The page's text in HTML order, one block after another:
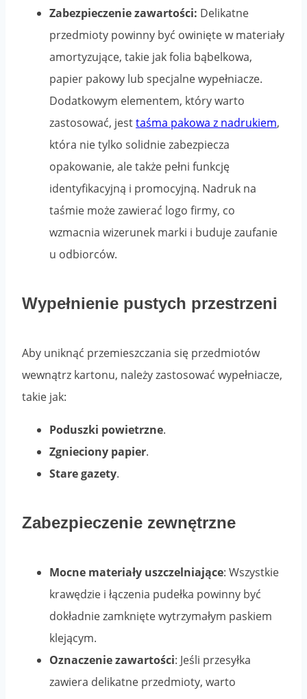
Zabezpieczenie zawartości: Delikatne
przedmioty powinny być owinięte w materiały
amortyzujące, takie jak folia bąbelkowa,
papier pakowy lub specjalne wypełniacze.
Dodatkowym elementem, który warto
zastosować, jesttaśma pakowa z nadrukiem,
która nie tylko solidnie zabezpiecza
opakowanie, ale także pełni funkcję
identyfikacyjną i promocyjną. Nadruk na
taśmie może zawierać logo firmy, co
wzmacnia wizerunek marki i buduje zaufanie
u odbiorców.
Wypełnienie pustych przestrzeni
Aby uniknąć przemieszczania się przedmiotów
wewnątrz kartonu, należy zastosować wypełniacze,
takie jak:
Poduszki powietrzne.
Zgnieciony papier.
Stare gazety.
Zabezpieczenie zewnętrzne
Mocne materiały uszczelniające: Wszystkie
krawędzie i łączenia pudełka powinny być
dokładnie zamknięte wytrzymałym paskiem
klejącym.
Oznaczenie zawartości: Jeśli przesyłka
zawiera delikatne przedmioty, warto